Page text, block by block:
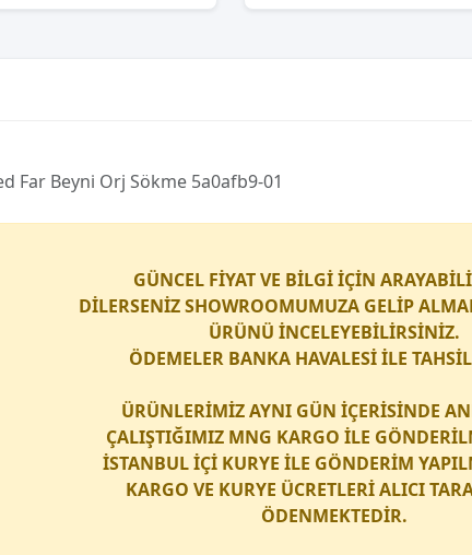
Far Beyni̇ Orj Sökme 5a0afb9-01
GÜNCEL FİYAT VE BİLGİ İÇİN
DİLERSENİZ SHOWROOMUMUZA GELİP
ÜRÜNÜ İNCELEYEBİLİRSİNİZ.
ÖDEMELER BANKA HAVALESİ İLE
ÜRÜNLERİMİZ AYNI GÜN İÇERİSİNDE
ÇALIŞTIĞIMIZ MNG KARGO İLE
İSTANBUL İÇİ KURYE İLE GÖNDERİM
KARGO VE KURYE ÜCRETLERİ ALICI
ÖDENMEKTEDİR.